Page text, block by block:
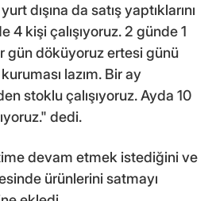
dışına da satış yaptıklarını
4 kişi çalışıyoruz. 2 günde 1
gün döküyoruz ertesi günü
lazım. Bir ay
stoklu çalışıyoruz. Ayda 10
dedi.
devam etmek istediğini ve
ürünlerini satmayı